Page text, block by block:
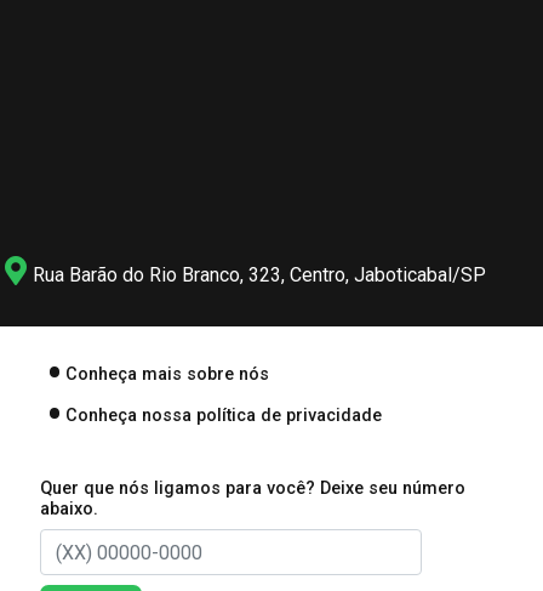
Rua Barão do Rio Branco, 323, Centro, Jaboticabal/SP
Conheça mais sobre nós
Conheça nossa política de privacidade
Quer que nós ligamos para você? Deixe seu número
abaixo.